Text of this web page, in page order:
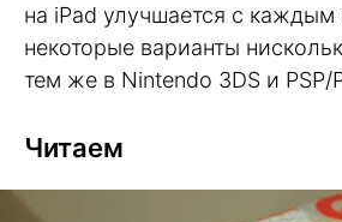
на iPad улучшается с
некоторые варианты
тем же в Nintendo 3DS и PSP/
Читаем